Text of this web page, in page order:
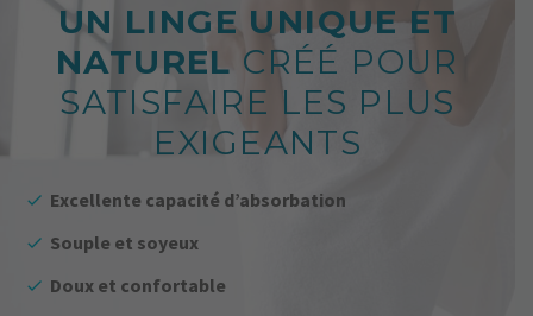
UN LINGE UNIQUE ET
NATUREL CRÉÉ POUR
SATISFAIRE LES PLUS
EXIGEANTS
Excellente capacité d’absorbation
Souple et soyeux
Doux et confortable